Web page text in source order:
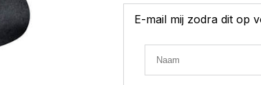
E-mail mij zodra dit op